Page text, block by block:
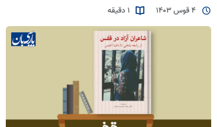
4 قوس 1403 1 دقیقه